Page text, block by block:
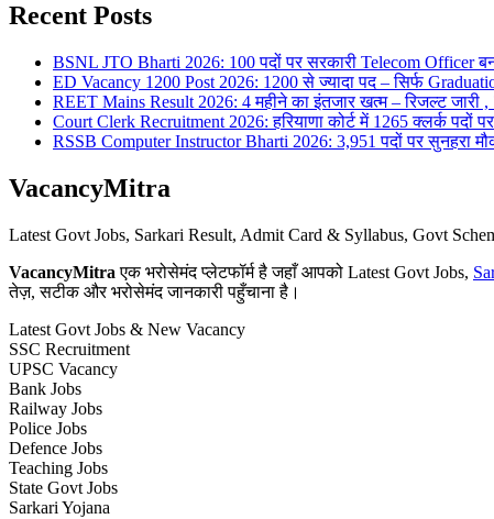
Recent Posts
BSNL JTO Bharti 2026: 100 पदों पर सरकारी Telecom Officer
ED Vacancy 1200 Post 2026: 1200 से ज्यादा पद – सिर्फ
REET Mains Result 2026: 4 महीने का इंतजार खत्म – रिजल्ट जारी ,
Court Clerk Recruitment 2026: हरियाणा कोर्ट में 1265 क्लर्क पदों
RSSB Computer Instructor Bharti 2026: 3,951 पदों पर सुनहरा
VacancyMitra
Latest Govt Jobs, Sarkari Result, Admit Card & Syllabus, Govt
VacancyMitra एक भरोसेमंद प्लेटफॉर्म है जहाँ आपको Latest Govt Jobs,
तेज़, सटीक और भरोसेमंद जानकारी पहुँचाना है।
Latest Govt Jobs & New Vacancy
SSC Recruitment
UPSC Vacancy
Bank Jobs
Railway Jobs
Police Jobs
Defence Jobs
Teaching Jobs
State Govt Jobs
Sarkari Yojana